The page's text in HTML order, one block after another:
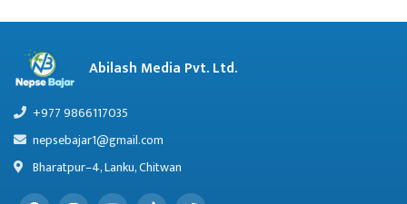
Abilash Media Pvt. Ltd.
+977 9866117035
nepsebajar1@gmail.com
Bharatpur–4, Lanku, Chitwan